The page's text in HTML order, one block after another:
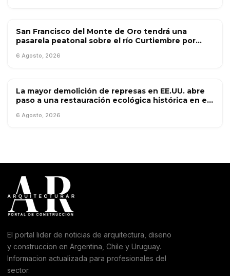
OBRA PÚBLICA
San Francisco del Monte de Oro tendrá una
pasarela peatonal sobre el río Curtiembre por
6 Agosto, 2026
OBRA PÚBLICA
La mayor demolición de represas en EE.UU. abre
paso a una restauración ecológica histórica en el
6 Agosto, 2026
El portal lider de noticias de arquitectura, diseno
y construccion en Argentina, Chile y Uruguay.
Informacion actualizada para profesionales del
sector.